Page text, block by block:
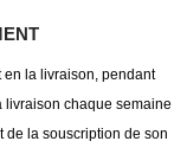
en la livraison, pendant
livraison chaque semaine
de la souscription de son